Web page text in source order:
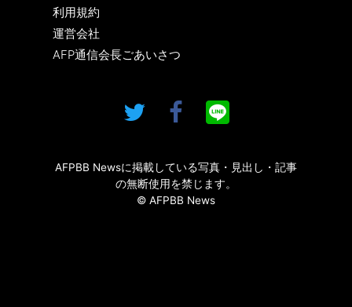
利用規約
運営会社
AFP通信会長ごあいさつ
AFPBB Newsに掲載している写真・見出し・記事
の無断使用を禁じます。
© AFPBB News